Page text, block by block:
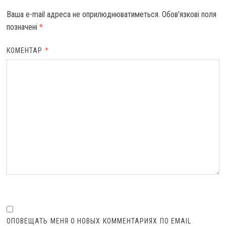
Ваша e-mail адреса не оприлюднюватиметься. Обов’язкові поля
позначені *
КОМЕНТАР *
ОПОВЕЩАТЬ МЕНЯ О НОВЫХ КОММЕНТАРИЯХ ПО EMAIL